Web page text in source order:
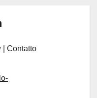
| Contatto